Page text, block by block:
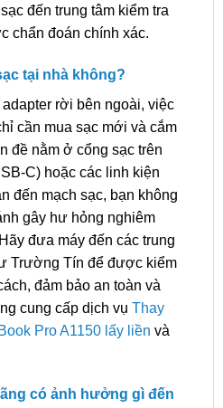
đến trung tâm kiểm tra
chẩn đoán chính xác.
tại nhà không?
rời bên ngoài, việc
cần mua sạc mới và cắm
đề nằm ở cổng sạc trên
C) hoặc các linh kiện
đến mạch sạc, bạn không
gây hư hỏng nghiêm
đưa máy đến các trung
Trường Tín để được kiểm
đảm bảo an toàn và
cung cấp dịch vụ Thay
Pro A1150 lấy liền và
có ảnh hưởng gì đến